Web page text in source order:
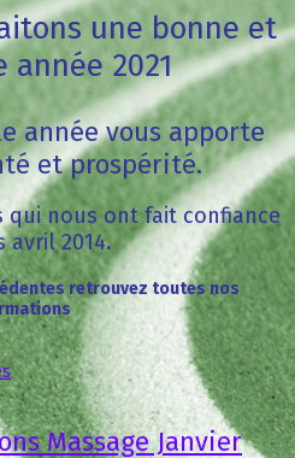
une bonne et
année 2021
année vous apporte
et prospérité.
qui nous ont fait confiance
avril 2014.
retrouvez toutes nos
Massage Janvier